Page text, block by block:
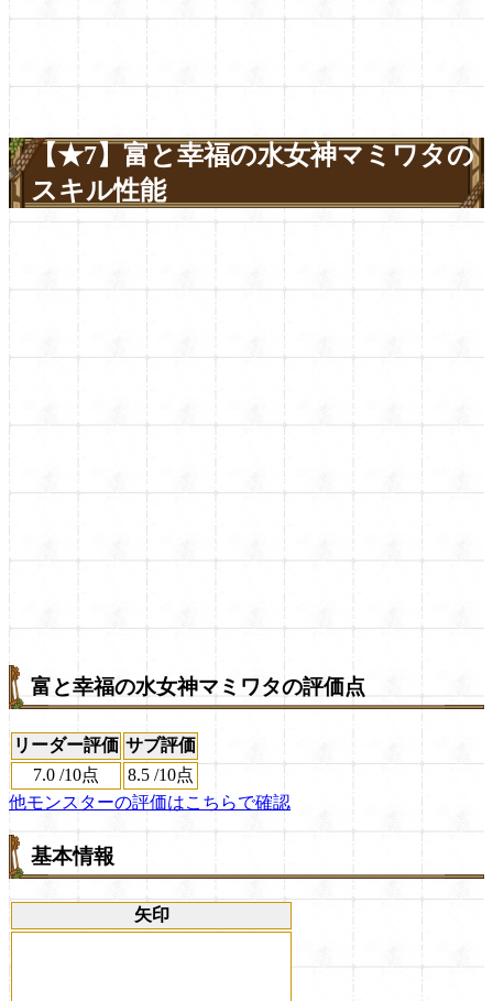
【★7】富と幸福の水女神マミワタの
スキル性能
富と幸福の水女神マミワタの評価点
リーダー評価 サブ評価
7.0 /10点 8.5 /10点
他モンスターの評価はこちらで確認
基本情報
矢印